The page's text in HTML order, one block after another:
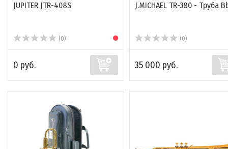
JUPITER JTR-408S
(0)
0 руб.
J.MICHAEL TR-380 - Труба
(0)
35 000 руб.